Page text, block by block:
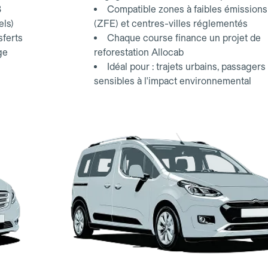
Compatible zones à faibles émissions
(ZFE) et centres-villes réglementés
Chaque course finance un projet de
reforestation Allocab
Idéal pour : trajets urbains, passagers
sensibles à l'impact environnemental